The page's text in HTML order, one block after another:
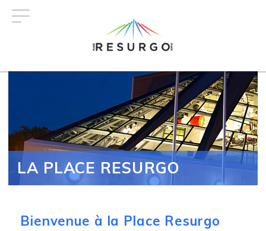
LA PLACE RESURGO
Bienvenue à la Place Resurgo